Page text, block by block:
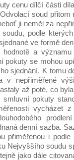
cenu dílčí části
soud přitom
ji neměl za
podle
ve formě
a významu
pokuty se mohou
sjednání. K tomu
v nepřiměřené
až poté, co
pokuty
vycházet
denní sazba.
přiměřenou i podle
Nejvyššího soudu
jako dále